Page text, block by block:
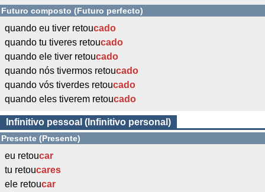
Futuro composto (Futuro perfecto)
quando eu tiver retoucado
quando tu tiveres retoucado
quando ele tiver retoucado
quando nós tivermos retoucado
quando vós tiverdes retoucado
quando eles tiverem retoucado
Infinitivo pessoal (Infinitivo personal)
Presente (Presente)
eu retoucar
tu retoucares
ele retoucar